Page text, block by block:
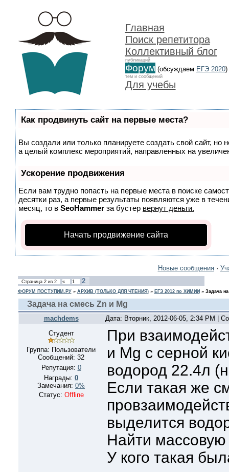
Главная
Поиск репетитора
Коллективный блог
публикаций
Форум (обсуждаем ЕГЭ 2020)
тем и сообщений
Для учебы
Как продвинуть сайт на первые места?
Вы создали или только планируете создать свой сайт, но
а целый комплекс мероприятий, направленных на
Ускорение продвижения
Если вам трудно попасть на первые места в поиске
десятки раз, а первые результаты появляются уже в
месяц, то в SeoHammer за бустер вернут деньги.
Начать продвижение сайта
Новые сообщения·
Страница 2из 2 « 1 2
ФОРУМ ПОСТУПИМ.РУ» АРХИВ (ТОЛЬКО ДЛЯ ЧТЕНИЯ)» ЕГЭ 2012 по ХИМИИ » Задача
Задача на смесь Zn и Mg
machdems
Дата: Вторник, 2012-06-05, 2:34 PM |
Студент
Группа: Пользователи
Сообщений: 32
Репутация: 0
Награды: 0
Замечания: 0%
Статус: Offline
При
и Мg c серной
водород 22.4л
Если такая же
выделится
Найти
У кого такая